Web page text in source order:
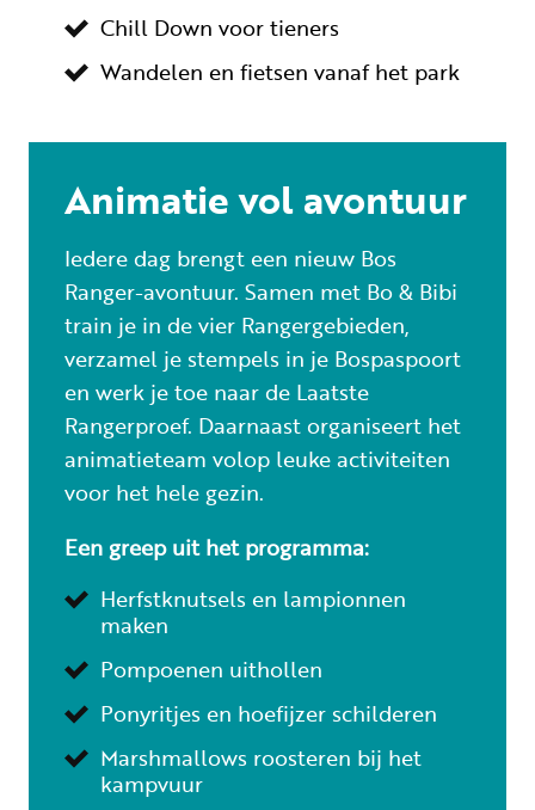
Chill Down voor tieners
Wandelen en fietsen vanaf het park
Animatie vol avontuur
Iedere dag brengt een nieuw Bos
Ranger-avontuur. Samen met Bo & Bibi
train je in de vier Rangergebieden,
verzamel je stempels in je Bospaspoort
en werk je toe naar de Laatste
Rangerproef. Daarnaast organiseert het
animatieteam volop leuke activiteiten
voor het hele gezin.
Een greep uit het programma:
Herfstknutsels en lampionnen
maken
Pompoenen uithollen
Ponyritjes en hoefijzer schilderen
Marshmallows roosteren bij het
kampvuur